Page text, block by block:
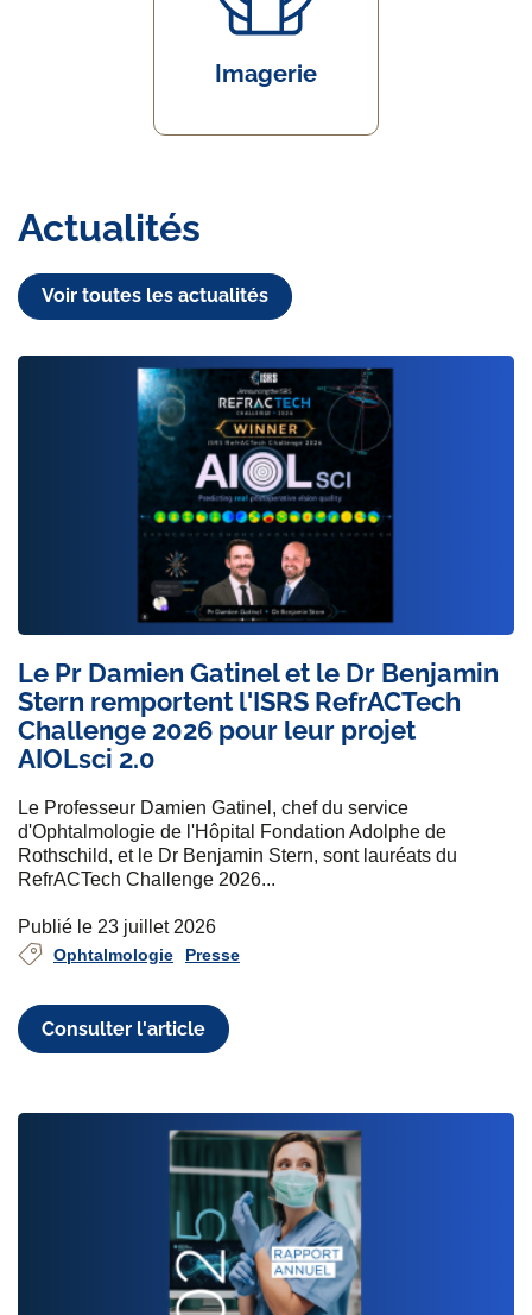
Imagerie
Actualités
Voir toutes les actualités
Le Pr Damien Gatinel et le Dr Benjamin
Stern remportent l'ISRS RefrACTech
Challenge 2026 pour leur projet
AIOLsci 2.0
Le Professeur Damien Gatinel, chef du service
d'Ophtalmologie de l'Hôpital Fondation Adolphe de
Rothschild, et le Dr Benjamin Stern, sont lauréats du
RefrACTech Challenge 2026...
Publié le 23 juillet 2026
Ophtalmologie Presse
Consulter l'article